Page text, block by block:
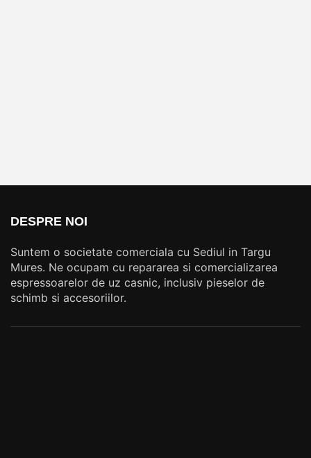
DESPRE NOI
Suntem o societate comerciala cu Sediul in Targu
Mures. Ne ocupam cu repararea si comercializarea
espressoarelor de uz casnic, inclusiv pieselor de
schimb si accesoriilor.